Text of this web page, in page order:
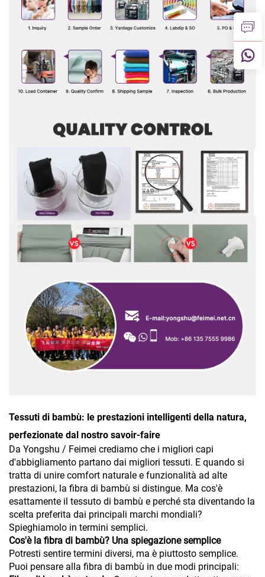
Tessuti di bambù: le prestazioni intelligenti della natura,
perfezionate dal nostro savoir-faire
Da Yongshu / Feimei crediamo che i migliori capi
d'abbigliamento partano dai migliori tessuti. E quando si
tratta di unire comfort naturale e funzionalità ad alte
prestazioni, la fibra di bambù si distingue. Ma cos'è
esattamente il tessuto di bambù e perché sta diventando la
scelta preferita dai principali marchi mondiali?
Spieghiamolo in termini semplici.
Cos'è la fibra di bambù? Una spiegazione semplice
Potresti sentire termini diversi, ma è piuttosto semplice.
Puoi pensare alla fibra di bambù in due modi principali: